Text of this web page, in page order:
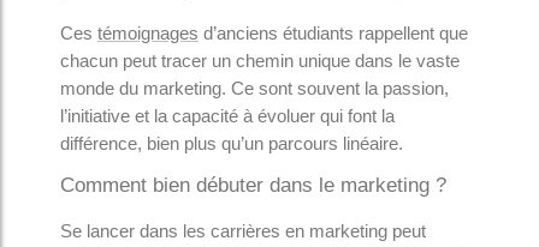
Ces témoignages d’anciens étudiants rappellent que
chacun peut tracer un chemin unique dans le vaste
monde du marketing. Ce sont souvent la passion,
l’initiative et la capacité à évoluer qui font la
différence, bien plus qu’un parcours linéaire.
Comment bien débuter dans le marketing ?
Se lancer dans les carrières en marketing peut